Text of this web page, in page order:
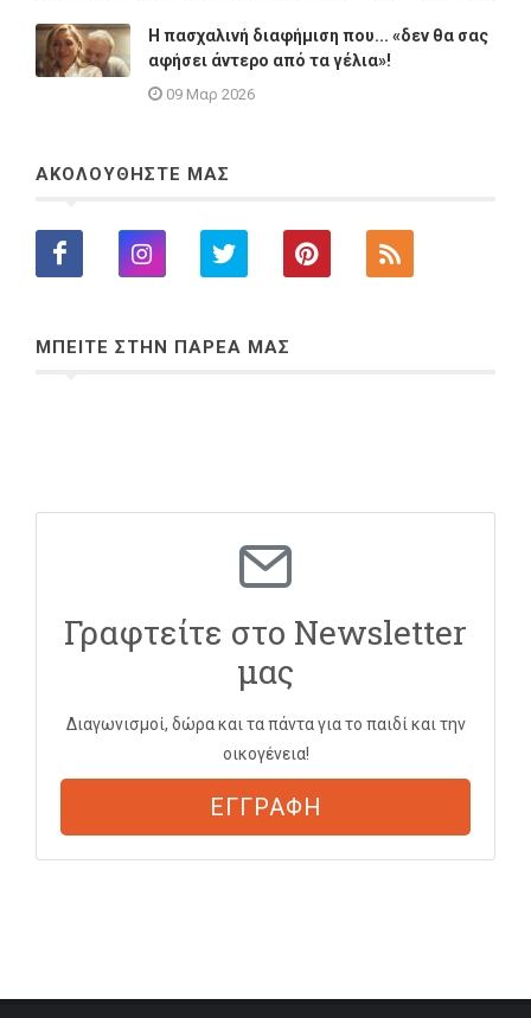
Η πασχαλινή διαφήμιση που... «δεν θα σας
αφήσει άντερο από τα γέλια»!
09 Μαρ 2026
ΑΚΟΛΟΥΘΗΣΤΕ ΜΑΣ
ΜΠΕΙΤΕ ΣΤΗΝ ΠΑΡΕΑ ΜΑΣ
Γραφτείτε στο Newsletter
μας
Διαγωνισμοί, δώρα και τα πάντα για το παιδί και την
οικογένεια!
ΕΓΓΡΑΦΗ